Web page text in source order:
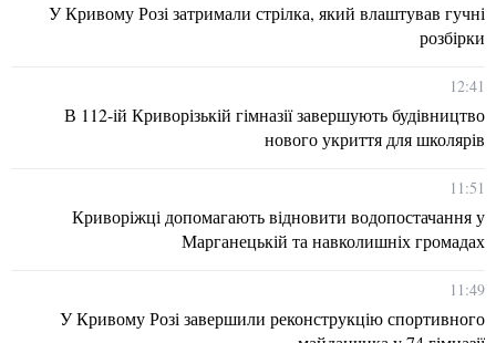
У Кривому Розі затримали стрілка, який влаштував гучні
розбірки
12:41
В 112-ій Криворізькій гімназії завершують будівництво
нового укриття для школярів
11:51
Криворіжці допомагають відновити водопостачання у
Марганецькій та навколишніх громадах
11:49
У Кривому Розі завершили реконструкцію спортивного